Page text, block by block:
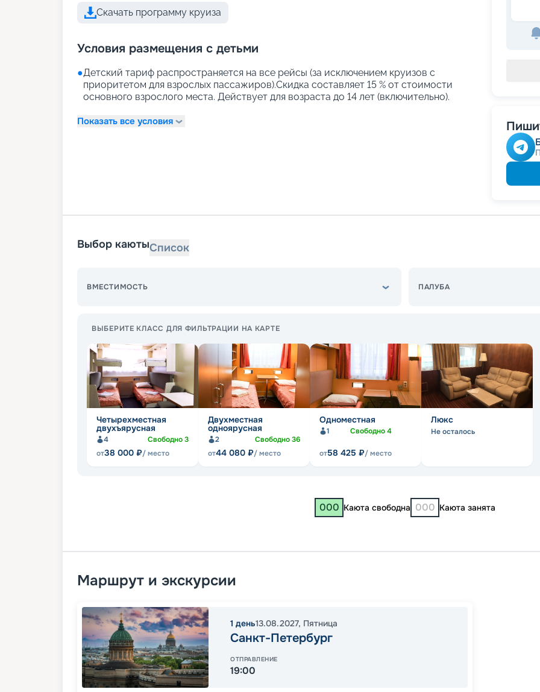
Скачать программу круиза
Условия размещения с детьми
●Детский тариф распространяется на все рейсы (за исключением круизов с
приоритетом для взрослых пассажиров).Скидка составляет 15 % от стоимости
основного взрослого места. Действует для возраста до 14 лет (включительно).
Показать все условия
Выбор каютыСписок
ВМЕСТИМОСТЬ ПАЛУБА
ВЫБЕРИТЕ КЛАСС ДЛЯ ФИЛЬТРАЦИИ НА КАРТЕ
Четырехместная
двухъярусная
4 Свободно3
от38 000 ₽/ место
Двухместная
одноярусная
2 Свободно36
от44 080 ₽/ место
Одноместная
1 Свободно4
от58 425 ₽/ место
Люкс
Не осталось
000 Каюта свободна 000 Каюта занята
Маршрут и экскурсии
1 день13.08.2027, Пятница
Санкт-Петербург
ОТПРАВЛЕНИЕ
19:00